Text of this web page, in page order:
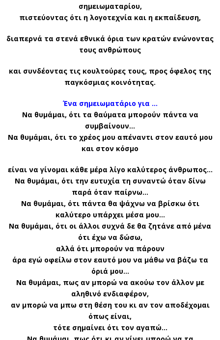
σημειωματαρίου,
πιστεύοντας ότι η λογοτεχνία και η εκπαίδευση,
διαπερνά τα στενά εθνικά όρια των κρατών ενώνοντας
τους ανθρώπους
και συνδέοντας τις κουλτούρες τους, προς όφελος της
παγκόσμιας κοινότητας.
Ένα σημειωματάριο για …
Να θυμάμαι, ότι τα θαύματα μπορούν πάντα να
συμβαίνουν…
Να θυμάμαι, ότι το χρέος μου απέναντι στον εαυτό μου
και στον κόσμο
είναι να γίνομαι κάθε μέρα λίγο καλύτερος άνθρωπος…
Να θυμάμαι, ότι την ευτυχία τη συναντώ όταν δίνω
παρά όταν παίρνω…
Να θυμάμαι, ότι πάντα θα ψάχνω να βρίσκω ότι
καλύτερο υπάρχει μέσα μου…
Να θυμάμαι, ότι οι άλλοι συχνά δε θα ζητάνε από μένα
ότι έχω να δώσω,
αλλά ότι μπορούν να πάρουν
άρα εγώ οφείλω στον εαυτό μου να μάθω να βάζω τα
όριά μου…
Να θυμάμαι, πως αν μπορώ να ακούω τον άλλον με
αληθινό ενδιαφέρον,
αν μπορώ να μπω στη θέση του κι αν τον αποδέχομαι
όπως είναι,
τότε σημαίνει ότι τον αγαπώ…